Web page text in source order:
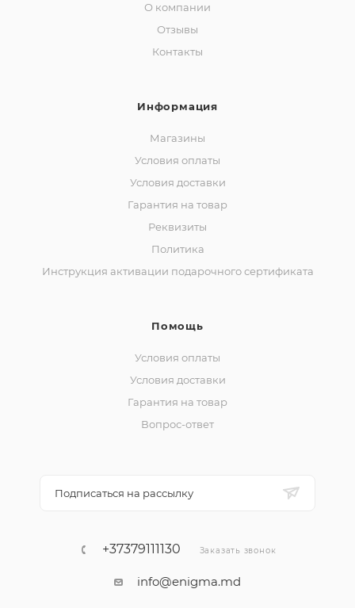
О компании
Отзывы
Контакты
Информация
Магазины
Условия оплаты
Условия доставки
Гарантия на товар
Реквизиты
Политика
Инструкция активации подарочного сертификата
Помощь
Условия оплаты
Условия доставки
Гарантия на товар
Вопрос-ответ
Подписаться на рассылку
+37379111130 Заказать звонок
info@enigma.md